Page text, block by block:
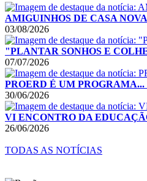
AMIGUINHOS DE CASA NOVA
03/08/2026
"PLANTAR SONHOS E
07/07/2026
PROERD É UM PROGRAMA...
30/06/2026
VI ENCONTRO DA
26/06/2026
TODAS AS NOTÍCIAS